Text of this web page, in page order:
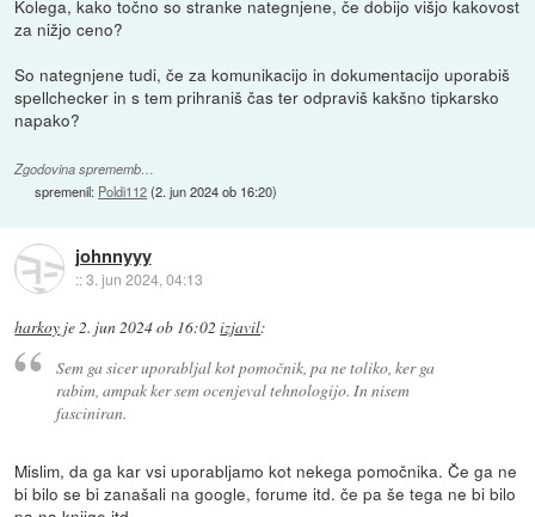
Kolega, kako točno so stranke nategnjene, če dobijo višjo kakovost
za nižjo ceno?
So nategnjene tudi, če za komunikacijo in dokumentacijo uporabiš
spellchecker in s tem prihraniš čas ter odpraviš kakšno tipkarsko
napako?
Zgodovina sprememb…
spremenil: Poldi112(2. jun 2024 ob 16:20)
johnnyyy
::3. jun 2024, 04:13
harkoy je2. jun 2024 ob 16:02 izjavil:
Sem ga sicer uporabljal kot pomočnik, pa ne toliko, ker ga
rabim, ampak ker sem ocenjeval tehnologijo. In nisem
fasciniran.
Mislim, da ga kar vsi uporabljamo kot nekega pomočnika. Če ga ne
bi bilo se bi zanašali na google, forume itd. če pa še tega ne bi bilo